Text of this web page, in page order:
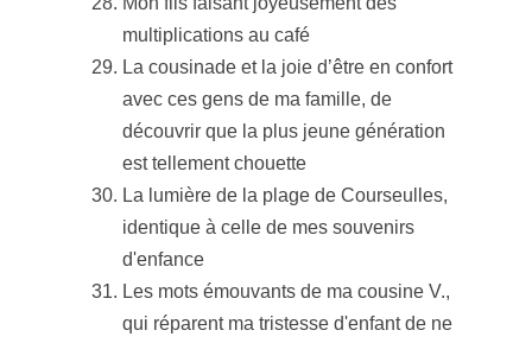
multiplications au café
La cousinade et la joie d’être en confort
avec ces gens de ma famille, de
découvrir que la plus jeune génération
est tellement chouette
La lumière de la plage de Courseulles,
identique à celle de mes souvenirs
d'enfance
Les mots émouvants de ma cousine V.,
qui réparent ma tristesse d'enfant de ne